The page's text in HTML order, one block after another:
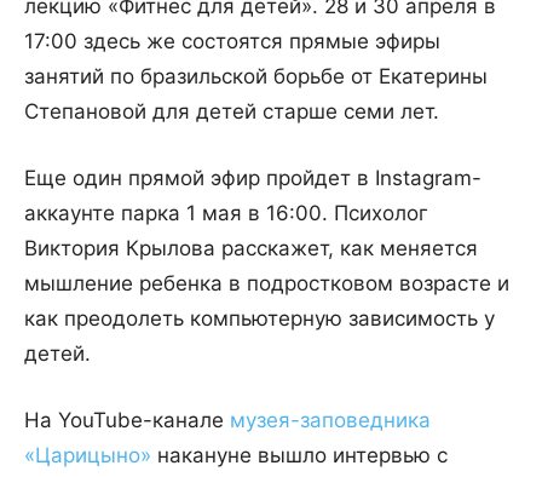
лекцию «Фитнес для детей». 28 и 30 апреля в
17:00 здесь же состоятся прямые эфиры
занятий по бразильской борьбе от Екатерины
Степановой для детей старше семи лет.
Еще один прямой эфир пройдет в Instagram-
аккаунте парка 1 мая в 16:00. Психолог
Виктория Крылова расскажет, как меняется
мышление ребенка в подростковом возрасте и
как преодолеть компьютерную зависимость у
детей.
На YouTube-канале музея-заповедника
«Царицыно» накануне вышло интервью с